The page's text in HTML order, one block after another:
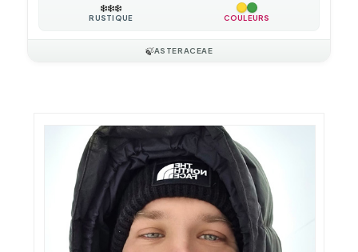
❄️❄️❄️
RUSTIQUE COULEURS
🍃ASTERACEAE